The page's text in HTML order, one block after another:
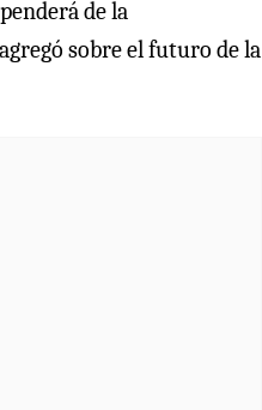
de la
sobre el futuro de la